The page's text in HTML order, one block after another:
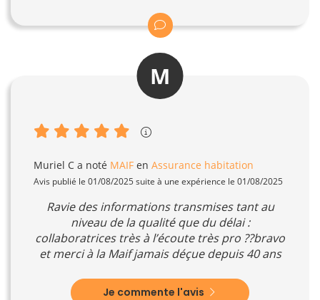
M
Muriel C a noté MAIF en Assurance habitation
Avis publié le 01/08/2025 suite à une expérience le 01/08/2025
Ravie des informations transmises tant au
niveau de la qualité que du délai :
collaboratrices très à l’écoute très pro ??bravo
et merci à la Maif jamais déçue depuis 40 ans
Je commente l'avis